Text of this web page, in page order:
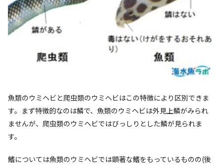
魚類のウミヘビと爬虫類のウミヘビはこの特徴により区別できま
す。まず特徴的なのは鱗で、魚類のウミヘビは外見上鱗がみられ
ませんが、爬虫類のウミヘビではびっしりとした鱗が見られま
す。
鰭については魚類のウミヘビでは顕著な鰭をもっているものの(後